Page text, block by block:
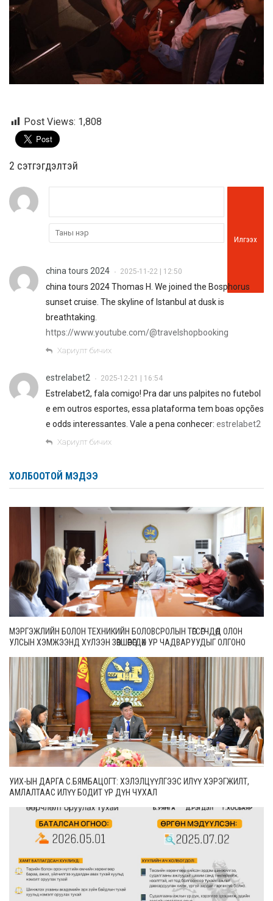
Post Views: 1,808
2 cэтгэгдэлтэй
Илгээх
china tours 2024 • 2025-11-22 | 12:50
china tours 2024 Thomas H. We joined the Bosphorus
sunset cruise. The skyline of Istanbul at dusk is
breathtaking.
https://www.youtube.com/@travelshopbooking
Хариулт бичих
estrelabet2 • 2025-12-21 | 16:54
Estrelabet2, fala comigo! Pra dar uns palpites no futebol
e em outros esportes, essa plataforma tem boas opções
e odds interessantes. Vale a pena conhecer: estrelabet2
Хариулт бичих
ХОЛБООТОЙ МЭДЭЭ
МЭРГЭЖЛИЙН БОЛОН ТЕХНИКИЙН БОЛОВСРОЛЫН ТӨГСӨГЧДӨД ОЛОН
УЛСЫН ХЭМЖЭЭНД ХҮЛЭЭН ЗӨВШӨӨРӨГДӨХ УР ЧАДВАРУУДЫГ ОЛГОНО
УИХ-ЫН ДАРГА С.БЯМБАЦОГТ: ХЭЛЭЛЦҮҮЛГЭЭС ИЛҮҮ ХЭРЭГЖИЛТ,
АМЛАЛТААС ИЛҮҮ БОДИТ ҮР ДҮН ЧУХАЛ